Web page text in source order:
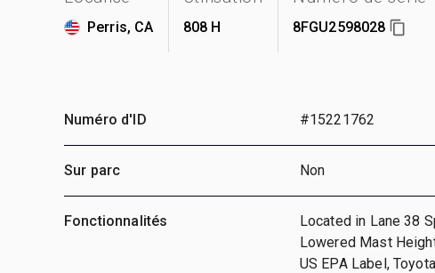
Perris, CA 808 H 8FGU2598028
Numéro d'ID #15221762
Sur parc Non
Fonctionnalités
Located in Lane 38
Lowered Mast
US EPA Label,